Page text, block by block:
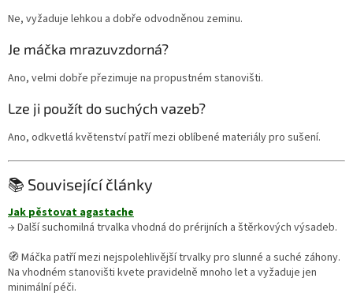
Ne, vyžaduje lehkou a dobře odvodněnou zeminu.
Je máčka mrazuvzdorná?
Ano, velmi dobře přezimuje na propustném stanovišti.
Lze ji použít do suchých vazeb?
Ano, odkvetlá květenství patří mezi oblíbené materiály pro sušení.
📚 Související články
Jak pěstovat agastache
→ Další suchomilná trvalka vhodná do prérijních a štěrkových výsadeb.
🧭 Máčka patří mezi nejspolehlivější trvalky pro slunné a suché záhony.
Na vhodném stanovišti kvete pravidelně mnoho let a vyžaduje jen
minimální péči.